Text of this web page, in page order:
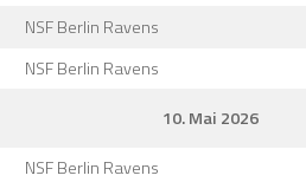
NSF Berlin Ravens
NSF Berlin Ravens
10. Mai 2026
NSF Berlin Ravens